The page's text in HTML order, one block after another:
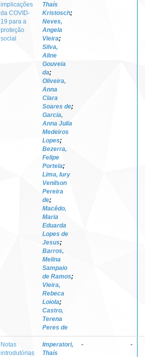
implicações
da COVID-
19 para a
proteção
social
Thaís
Kristosch;
Neves,
Angela
Vieira;
Silva,
Aline
Gouveia
da;
Oliveira,
Anna
Clara
Soares de;
Garcia,
Anna Julia
Medeiros
Lopes;
Bezerra,
Felipe
Portela;
Lima, Iury
Venilson
Pereira
de;
Macêdo,
Maria
Eduarda
Lopes de
Jesus;
Barros,
Melina
Sampaio
de Ramos;
Vieira,
Rebeca
Loiola;
Castro,
Terena
Peres de
Notas
introdutórias
Imperatori,
Thaís
- -